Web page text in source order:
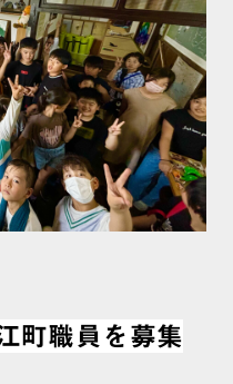
町職員を募集